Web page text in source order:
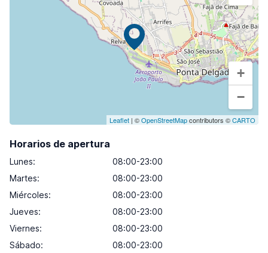
+
−
Leaflet | ©OpenStreetMapcontributors ©CARTO
Horarios de apertura
Lunes:
08:00-23:00
Martes:
08:00-23:00
Miércoles:
08:00-23:00
Jueves:
08:00-23:00
Viernes:
08:00-23:00
Sábado:
08:00-23:00